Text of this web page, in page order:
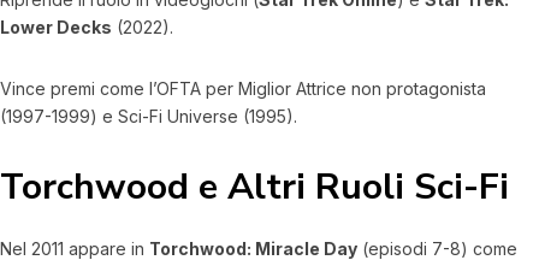
Lower Decks (2022).
Vince premi come l’OFTA per Miglior Attrice non protagonista
(1997-1999) e Sci-Fi Universe (1995).
Torchwood e Altri Ruoli Sci-Fi
Nel 2011 appare in Torchwood: Miracle Day (episodi 7-8) come